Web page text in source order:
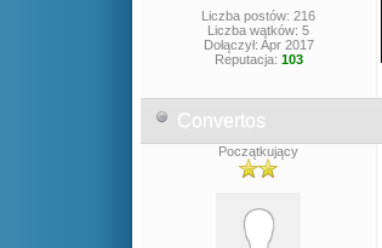
Liczba postów: 216
Liczba wątków: 5
Dołączył: Apr 2017
Reputacja: 103
Convertos
Początkujący